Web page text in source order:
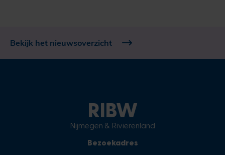
Bekijk het nieuwsoverzicht
RIBW
Nijmegen & Rivierenland
Bezoekadres